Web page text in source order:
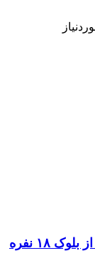
نمایندگان خوزستان و معمای توسعه؛ از بلوک ۱۸ نفره